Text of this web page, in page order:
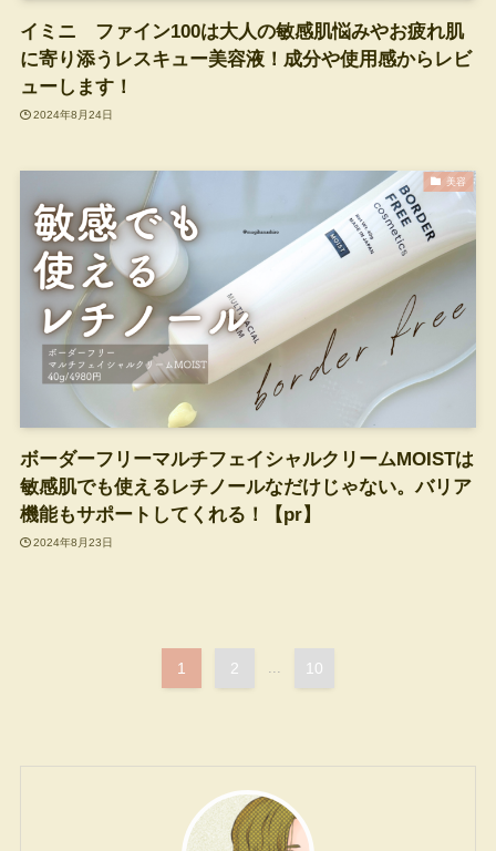
イミニ ファイン100は大人の敏感肌悩みやお疲れ肌
に寄り添うレスキュー美容液！成分や使用感からレビ
ューします！
2024年8月24日
美容
ボーダーフリーマルチフェイシャルクリームMOISTは
敏感肌でも使えるレチノールなだけじゃない。バリア
機能もサポートしてくれる！【pr】
2024年8月23日
1 2 10